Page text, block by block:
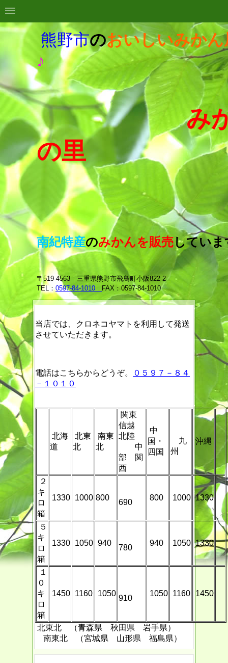
熊野市のおいしいみかん
♪
みか
の里
南紀特産のみかんを販売していま
〒519-4563 三重県熊野市飛鳥町小阪822-2
TEL：0597-84-1010 FAX：0597-84-1010
当店では、クロネコヤマトを利用して発送
させていただきます。
電話はこちらからどうぞ。
０５９７－８４
－１０１０
北海
道
北東
北
南東
北
関東
信越
北陸
中
部 関
西
中
国・
四国
九
州
沖縄
２
キ
ロ
箱
1330 1000 800
690
800 1000 1330
５
キ
ロ
箱
1330 1050 940
780
940 1050 1330
１
０
キ
ロ
箱
1450 1160 1050
910
1050 1160 1450
北東北 （青森県 秋田県 岩手県）
南東北 （宮城県 山形県 福島県）